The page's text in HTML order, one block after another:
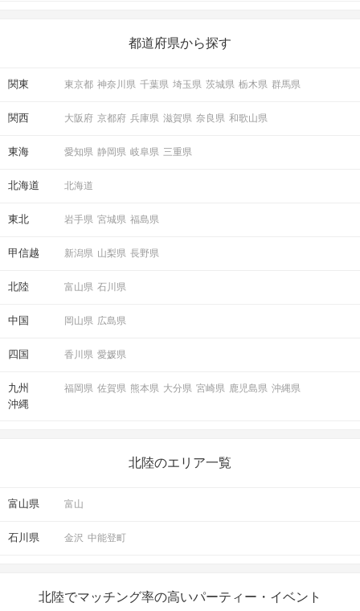
の楽しいことアイデアを集めました♪ いままさに楽しいことを探し
都道府県から探す
関東 東京都 神奈川県 千葉県 埼玉県 茨城県 栃木県 群馬県
関西 大阪府 京都府 兵庫県 滋賀県 奈良県 和歌山県
東海 愛知県 静岡県 岐阜県 三重県
北海道 北海道
東北 岩手県 宮城県 福島県
甲信越 新潟県 山梨県 長野県
北陸 富山県 石川県
中国 岡山県 広島県
四国 香川県 愛媛県
九州
沖縄
福岡県 佐賀県 熊本県 大分県 宮崎県 鹿児島県 沖縄県
北陸のエリア一覧
富山県 富山
石川県 金沢 中能登町
北陸でマッチング率の高いパーティー・イベント